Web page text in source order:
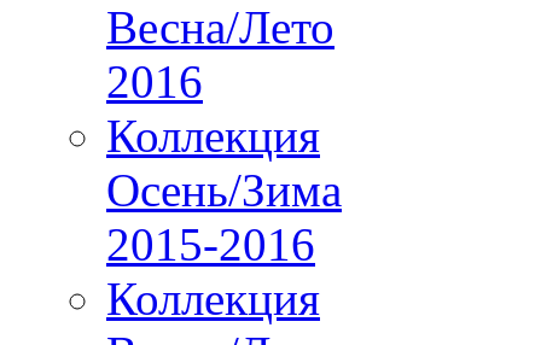
Весна/Лето
2016
Коллекция
Осень/Зима
2015-2016
Коллекция